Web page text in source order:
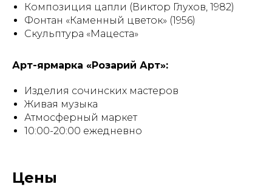
Композиция цапли (Виктор Глухов, 1982)
Фонтан «Каменный цветок» (1956)
Скульптура «Мацеста»
Арт-ярмарка «Розарий Арт»:
Изделия сочинских мастеров
Живая музыка
Атмосферный маркет
10:00-20:00 ежедневно
Цены